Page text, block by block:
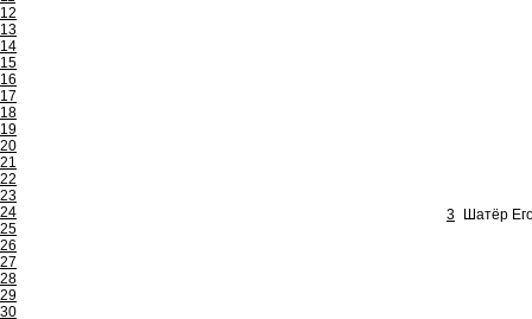
12
13
14
15
16
17
18
19
20
21
22
23
24
25
26
27
28
29
30
3 Шатёр